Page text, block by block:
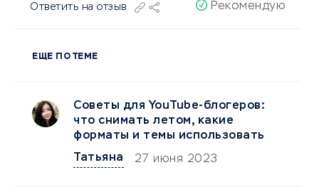
Ответить на отзыв Рекомендую
ЕЩЕ ПО ТЕМЕ
Советы для YouTube-блогеров:
что снимать летом, какие
форматы и темы использовать
Татьяна
27 июня 2023